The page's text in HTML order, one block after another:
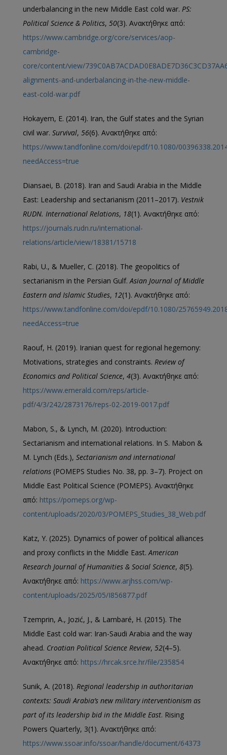
underbalancing in the new Middle East cold war. PS:
Political Science & Politics, 50(3). Ανακτήθηκε από:
https://www.cambridge.org/core/services/aop-
cambridge-
core/content/view/
alignments-and-underbalancing-in-the-new-middle-
east-cold-war.pdf
Hokayem, E. (2014). Iran, the Gulf states and the Syrian
civil war. Survival, 56(6). Ανακτήθηκε από:
https://www.tandfonline.com/doi/epdf/10.1080/
needAccess=true
Diansaei, B. (2018). Iran and Saudi Arabia in the Middle
East: Leadership and sectarianism (2011–2017). Vestnik
RUDN. International Relations, 18(1). Ανακτήθηκε από:
https://journals.rudn.ru/international-
relations/article/view/18381/15718
Rabi, U., & Mueller, C. (2018). The geopolitics of
sectarianism in the Persian Gulf.Asian Journal of Middle
Eastern and Islamic Studies, 12(1). Ανακτήθηκε από:
https://www.tandfonline.com/doi/epdf/10.1080/
needAccess=true
Raouf, H. (2019). Iranian quest for regional hegemony:
Motivations, strategies and constraints. Review of
Economics and Political Science, 4(3). Ανακτήθηκε από:
https://www.emerald.com/reps/article-
pdf/4/3/242/2873176/reps-02-2019-0017.pdf
Mabon, S., & Lynch, M. (2020). Introduction:
Sectarianism and international relations. In S. Mabon &
M. Lynch (Eds.), Sectarianism and international
relations (POMEPS Studies No. 38, pp. 3–7). Project on
Middle East Political Science (POMEPS). Ανακτήθηκε
από: https://pomeps.org/wp-
content/uploads/2020/03/POMEPS_Studies_38_Web.pdf
Katz, Y. (2025). Dynamics of power of political alliances
and proxy conflicts in the Middle East.American
Research Journal of Humanities & Social Science, 8(5).
Ανακτήθηκε από: https://www.arjhss.com/wp-
content/uploads/2025/05/I856877.pdf
Tzemprin, A., Jozić, J., & Lambaré, H. (2015). The
Middle East cold war: Iran-Saudi Arabia and the way
ahead. Croatian Political Science Review, 52(4–5).
Ανακτήθηκε από: https://hrcak.srce.hr/file/235854
Sunik, A. (2018). Regional leadership in authoritarian
contexts: Saudi Arabia’s new military interventionism as
part of its leadership bid in the Middle East. Rising
Powers Quarterly, 3(1). Ανακτήθηκε από:
https://www.ssoar.info/ssoar/handle/document/64373